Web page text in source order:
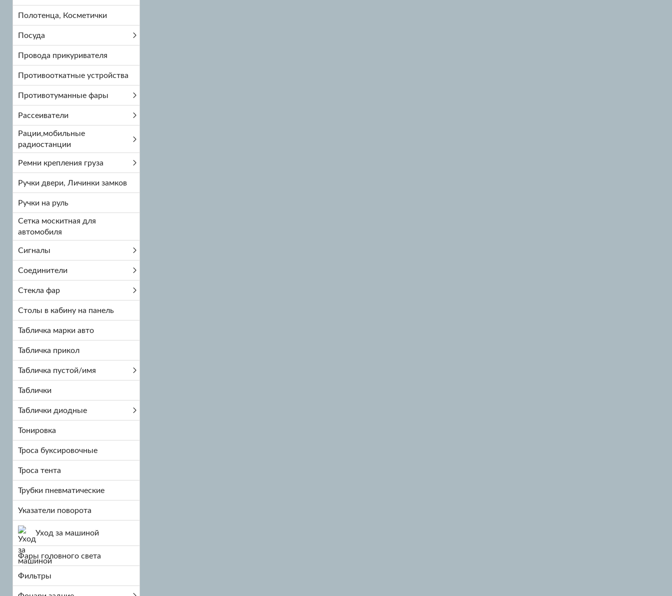
Полотенца, Косметички
Посуда
Провода прикуривателя
Противооткатные устройства
Противотуманные фары
Рассеиватели
Рации,мобильные
радиостанции
Ремни крепления груза
Ручки двери, Личинки замков
Ручки на руль
Сетка москитная для
автомобиля
Сигналы
Соединители
Стекла фар
Столы в кабину на панель
Табличка марки авто
Табличка прикол
Табличка пустой/имя
Таблички
Таблички диодные
Тонировка
Троса буксировочные
Троса тента
Трубки пневматические
Указатели поворота
Уход за машиной
Фары головного света
Фильтры